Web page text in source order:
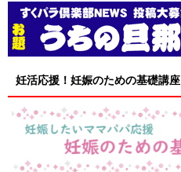
妊活応援！妊娠のための基礎講座